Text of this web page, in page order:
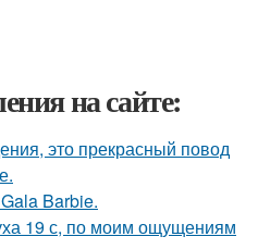
на сайте:
это прекрасный повод
Barbie.
19 с, по моим ощущениям